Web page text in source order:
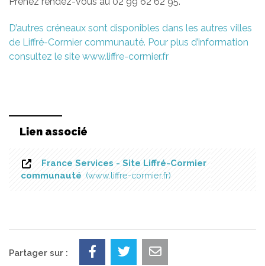
D’autres créneaux sont disponibles dans les autres villes
de Liffré-Cormier communauté. Pour plus d’information
consultez le site www.liffre-cormier.fr
Lien associé
France Services - Site Liffré-Cormier
communauté
www.liffre-cormier.fr
Partager sur :